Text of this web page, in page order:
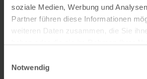
soziale Medien, Werbung und
Partner führen diese Informationen
weiteren Daten zusammen, die Sie
Notwendig